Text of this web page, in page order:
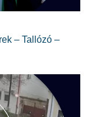
– Tallózó –